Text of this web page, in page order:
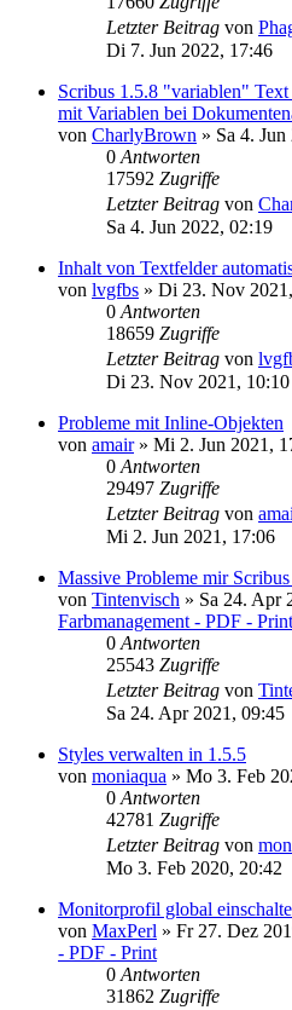
Letzter Beitrag von
Di 7. Jun 2022, 17:46
Scribus 1.5.8 "variablen"
mit Variablen bei
von CharlyBrown » Sa 4.
0 Antworten
17592 Zugriffe
Letzter Beitrag von
Sa 4. Jun 2022, 02:19
Inhalt von Textfelder
von lvgfbs » Di 23. Nov
0 Antworten
18659 Zugriffe
Letzter Beitrag von
Di 23. Nov 2021, 10:10
Probleme mit Inline-Objekten
von amair» Mi 2. Jun 2021,
0 Antworten
29497 Zugriffe
Letzter Beitrag von
Mi 2. Jun 2021, 17:06
Massive Probleme mir
von Tintenvisch » Sa 24. Apr
Farbmanagement - PDF - Print
0 Antworten
25543 Zugriffe
Letzter Beitrag von
Sa 24. Apr 2021, 09:45
Styles verwalten in 1.5.5
von moniaqua » Mo 3. Feb
0 Antworten
42781 Zugriffe
Letzter Beitrag von
Mo 3. Feb 2020, 20:42
Monitorprofil global
von MaxPerl » Fr 27. Dez
- PDF - Print
0 Antworten
31862 Zugriffe